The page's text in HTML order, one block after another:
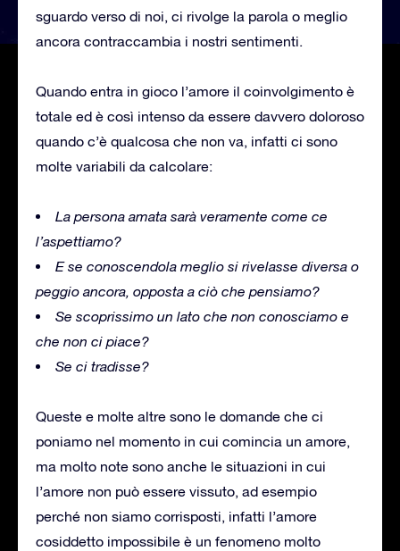
sguardo verso di noi, ci rivolge la parola o meglio
ancora contraccambia i nostri sentimenti.
Quando entra in gioco l’amore il coinvolgimento è
totale ed è così intenso da essere davvero doloroso
quando c’è qualcosa che non va, infatti ci sono
molte variabili da calcolare:
La persona amata sarà veramente come ce
l’aspettiamo?
E se conoscendola meglio si rivelasse diversa o
peggio ancora, opposta a ciò che pensiamo?
Se scoprissimo un lato che non conosciamo e
che non ci piace?
Se ci tradisse?
Queste e molte altre sono le domande che ci
poniamo nel momento in cui comincia un amore,
ma molto note sono anche le situazioni in cui
l’amore non può essere vissuto, ad esempio
perché non siamo corrisposti, infatti l’amore
cosiddetto impossibile è un fenomeno molto